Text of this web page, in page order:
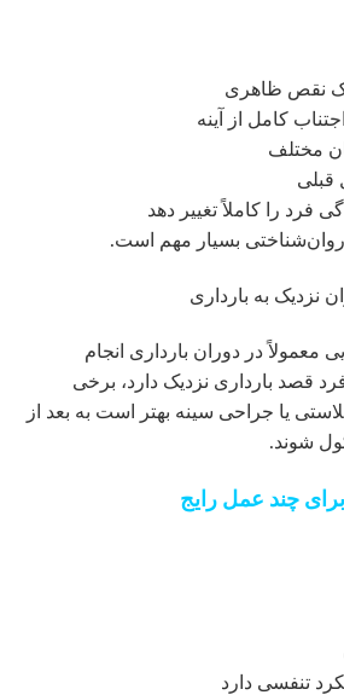
یک نقص ظاهری
کامل از آینه
مختلف
قبلی
فرد را کاملاً تغییر دهد
روان‌شناختی بسیار مهم است.
معمولاً در دوران بارداری انجام
قصد بارداری نزدیک دارد، برخی
یا جراحی سینه بهتر است به بعد از
شوند.
چند عمل رایج
تنفسی دارد